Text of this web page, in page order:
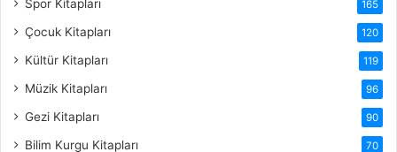
Spor Kitapları 165
Çocuk Kitapları 120
Kültür Kitapları 119
Müzik Kitapları 96
Gezi Kitapları 90
Bilim Kurgu Kitapları 70